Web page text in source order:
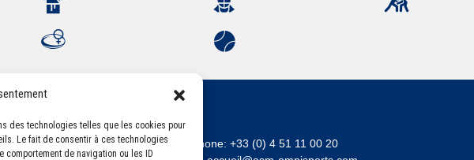
des technologies telles que les cookies pour
Le fait de consentir à ces technologies
de navigation ou les ID
Téléphone: +33 (0) 4 51 11 00 20